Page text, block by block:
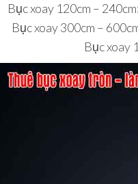
Bục xoay 120cm –
Bục xoay 300cm –
Bục xoay